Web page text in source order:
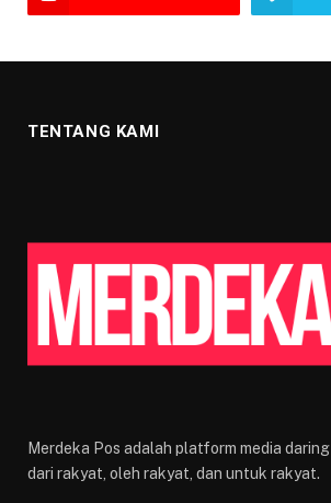
TENTANG KAMI
Merdeka Pos adalah platform media
dari rakyat, oleh rakyat, dan untuk rakyat.